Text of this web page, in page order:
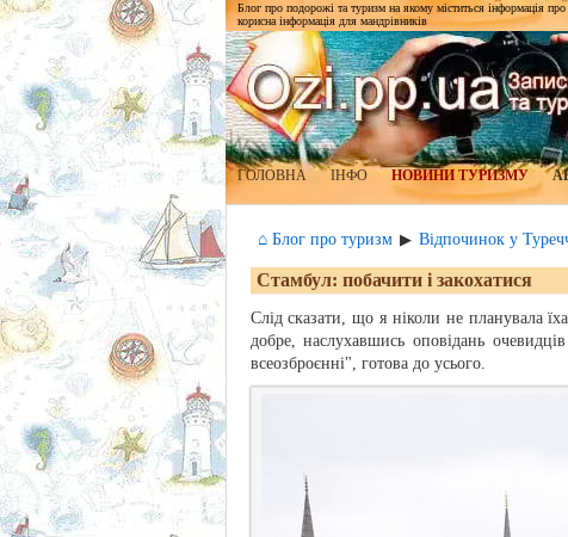
Блог про подорожі та туризм на якому міститься інформація про
корисна інформація для мандрівників
ГОЛОВНА ІНФО НОВИНИ ТУРИЗМУ
⌂ Блог про туризм ▶ Відпочинок у
Стамбул: побачити і закохатися
Слід сказати, що я ніколи не планувала
добре, наслухавшись оповідань
всеозброєнні", готова до усього.